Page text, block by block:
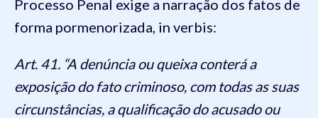
Processo Penal exige a narração dos fatos de
forma pormenorizada, in verbis:
Art. 41. “A denúncia ou queixa conterá a
exposição do fato criminoso, com todas as suas
circunstâncias, a qualificação do acusado ou